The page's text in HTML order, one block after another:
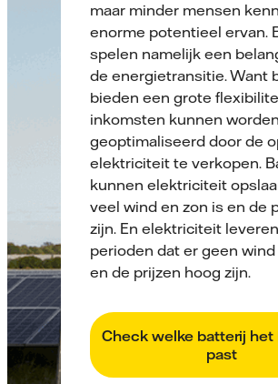
maar minder mensen
enorme potentieel ervan.
spelen namelijk een
de energietransitie. Want
bieden een grote
inkomsten kunnen worden
geoptimaliseerd door de
elektriciteit te verkopen.
kunnen elektriciteit
veel wind en zon is en de
zijn. En elektriciteit
perioden dat er geen wind
en de prijzen hoog zijn.
Check welke batterij het
past